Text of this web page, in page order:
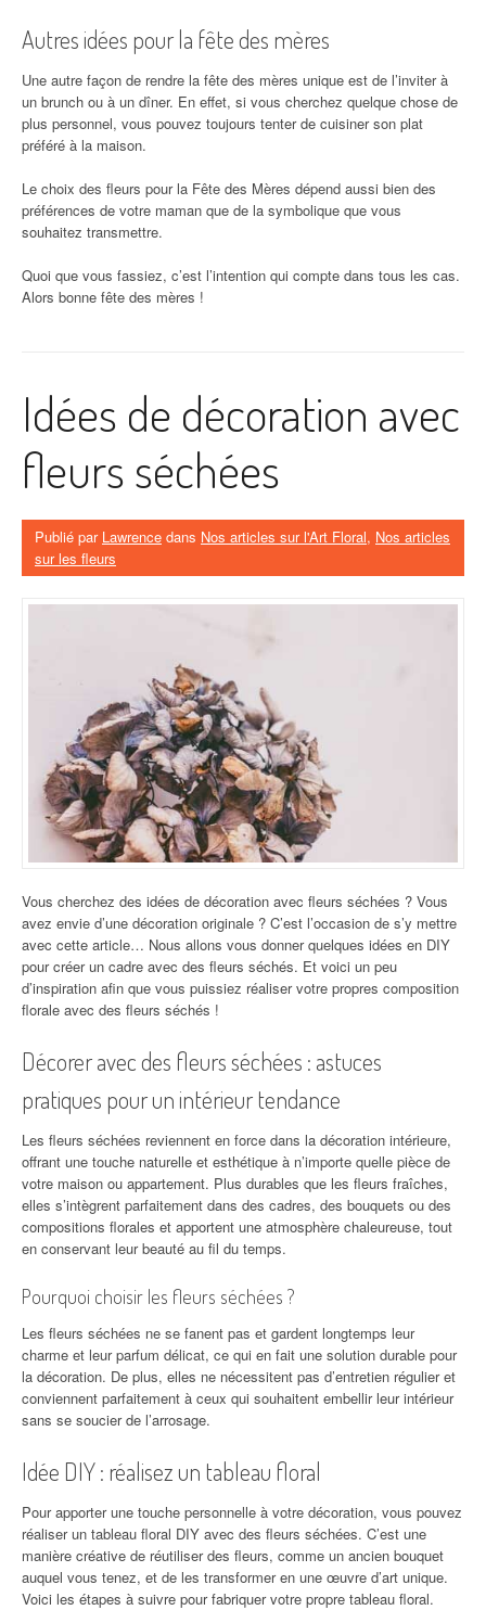
Autres idées pour la fête des mères
Une autre façon de rendre la fête des mères unique est de l’inviter à
un brunch ou à un dîner. En effet, si vous cherchez quelque chose de
plus personnel, vous pouvez toujours tenter de cuisiner son plat
préféré à la maison.
Le choix des fleurs pour la Fête des Mères dépend aussi bien des
préférences de votre maman que de la symbolique que vous
souhaitez transmettre.
Quoi que vous fassiez, c’est l’intention qui compte dans tous les cas.
Alors bonne fête des mères !
Idées de décoration avec
fleurs séchées
Publié par Lawrence dans Nos articles sur l'Art Floral, Nos articles
sur les fleurs
Vous cherchez des idées de décoration avec fleurs séchées ? Vous
avez envie d’une décoration originale ? C’est l’occasion de s’y mettre
avec cette article… Nous allons vous donner quelques idées en DIY
pour créer un cadre avec des fleurs séchés. Et voici un peu
d’inspiration afin que vous puissiez réaliser votre propres composition
florale avec des fleurs séchés !
Décorer avec des fleurs séchées : astuces
pratiques pour un intérieur tendance
Les fleurs séchées reviennent en force dans la décoration intérieure,
offrant une touche naturelle et esthétique à n’importe quelle pièce de
votre maison ou appartement. Plus durables que les fleurs fraîches,
elles s’intègrent parfaitement dans des cadres, des bouquets ou des
compositions florales et apportent une atmosphère chaleureuse, tout
en conservant leur beauté au fil du temps.
Pourquoi choisir les fleurs séchées ?
Les fleurs séchées ne se fanent pas et gardent longtemps leur
charme et leur parfum délicat, ce qui en fait une solution durable pour
la décoration. De plus, elles ne nécessitent pas d’entretien régulier et
conviennent parfaitement à ceux qui souhaitent embellir leur intérieur
sans se soucier de l’arrosage.
Idée DIY : réalisez un tableau floral
Pour apporter une touche personnelle à votre décoration, vous pouvez
réaliser un tableau floral DIY avec des fleurs séchées. C’est une
manière créative de réutiliser des fleurs, comme un ancien bouquet
auquel vous tenez, et de les transformer en une œuvre d’art unique.
Voici les étapes à suivre pour fabriquer votre propre tableau floral.